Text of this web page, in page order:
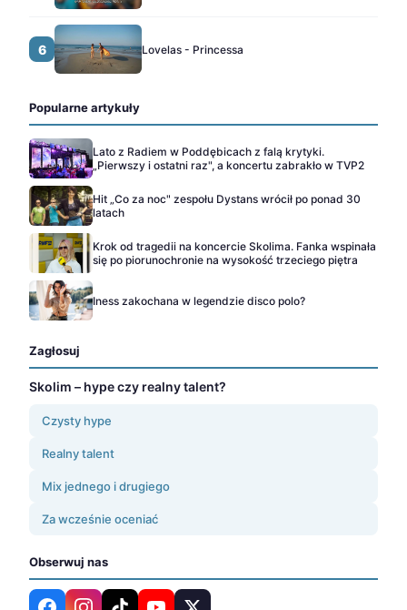
6 Lovelas - Princessa
Popularne artykuły
Lato z Radiem w Poddębicach z falą krytyki.
„Pierwszy i ostatni raz", a koncertu zabrakło w TVP2
Hit „Co za noc" zespołu Dystans wrócił po ponad 30
latach
Krok od tragedii na koncercie Skolima. Fanka wspinała
się po piorunochronie na wysokość trzeciego piętra
Iness zakochana w legendzie disco polo?
Zagłosuj
Skolim – hype czy realny talent?
Czysty hype
Realny talent
Mix jednego i drugiego
Za wcześnie oceniać
Obserwuj nas